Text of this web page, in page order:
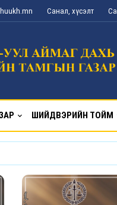
Санал, хүсэлт
ШИЙДВЭРИЙН ТОЙМ